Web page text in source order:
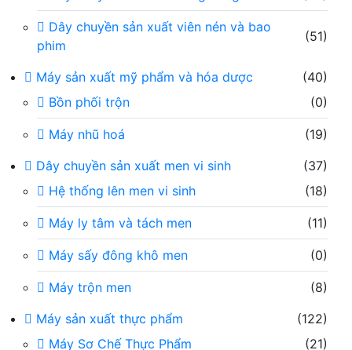
Dây chuyền sản xuất viên nén và bao
phim
(51)
Máy sản xuất mỹ phẩm và hóa dược
(40)
Bồn phối trộn
(0)
Máy nhũ hoá
(19)
Dây chuyền sản xuất men vi sinh
(37)
Hệ thống lên men vi sinh
(18)
Máy ly tâm và tách men (11)
Máy sấy đông khô men (0)
Máy trộn men
(8)
Máy sản xuất thực phẩm
(122)
Máy Sơ Chế Thực Phẩm
(21)